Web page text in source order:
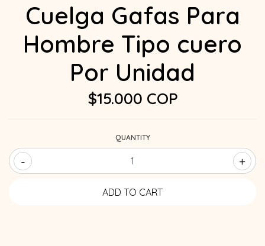
Cuelga Gafas Para
Hombre Tipo cuero
Por Unidad
$15.000 COP
QUANTITY
- +